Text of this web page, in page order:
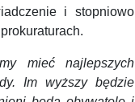
i stopniowo
mieć najlepszych
Im wyższy będzie